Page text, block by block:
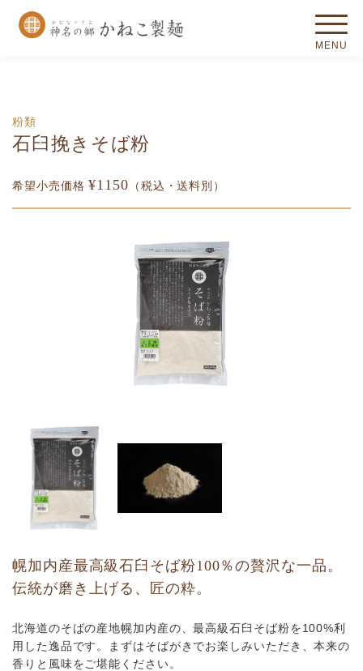
粉類
石臼挽きそば粉
希望小売価格 ¥1150 （税込・送料別）
幌加内産最高級石臼そば粉100％の贅沢な一品。
伝統が磨き上げる、匠の粋。
北海道のそばの産地幌加内産の、最高級石臼そば粉を100%利
用した逸品です。まずはそばがきでお楽しみいただき、本来の
香りと風味をご堪能ください。